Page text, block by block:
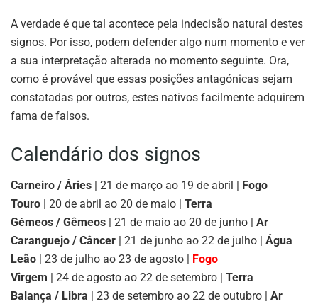
A verdade é que tal acontece pela indecisão natural destes
signos. Por isso, podem defender algo num momento e ver
a sua interpretação alterada no momento seguinte. Ora,
como é provável que essas posições antagónicas sejam
constatadas por outros, estes nativos facilmente adquirem
fama de falsos.
Calendário dos signos
Carneiro / Áries | 21 de março ao 19 de abril |
Fogo
Touro | 20 de abril ao 20 de maio | Terra
Gémeos / Gêmeos | 21 de maio ao 20 de junho | Ar
Caranguejo / Câncer | 21 de junho ao 22 de julho | Água
Leão | 23 de julho ao 23 de agosto |
Fogo
Virgem | 24 de agosto ao 22 de setembro | Terra
Balança / Libra | 23 de setembro ao 22 de outubro | Ar